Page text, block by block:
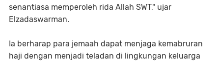
senantiasa memperoleh rida Allah SWT," ujar
Elzadaswarman.
Ia berharap para jemaah dapat menjaga kemabruran
haji dengan menjadi teladan di lingkungan keluarga